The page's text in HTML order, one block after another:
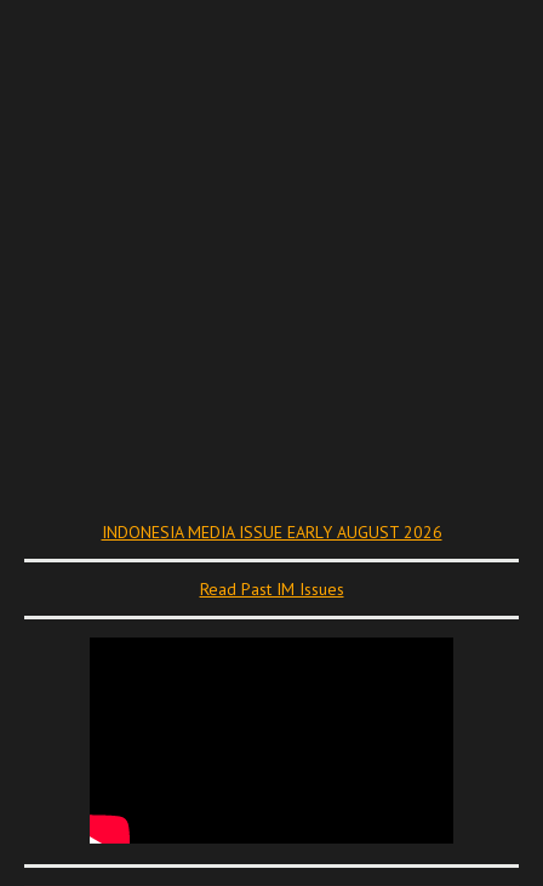
INDONESIA MEDIA ISSUE EARLY AUGUST 2026
Read Past IM Issues